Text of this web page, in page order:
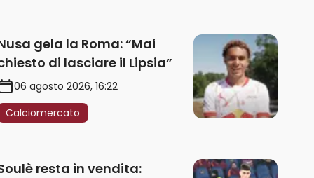
gela la Roma: “Mai
di lasciare il Lipsia”
06 agosto 2026, 16:22
Calciomercato
resta in vendita: